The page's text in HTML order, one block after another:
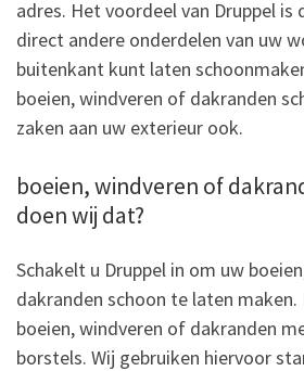
adres. Het voordeel van Druppel is
direct andere onderdelen van uw
buitenkant kunt laten
boeien, windveren of dakranden
zaken aan uw exterieur ook.
boeien, windveren of
doen wij dat?
Schakelt u Druppel in om uw
dakranden schoon te laten maken.
boeien, windveren of dakranden
borstels. Wij gebruiken hiervoor